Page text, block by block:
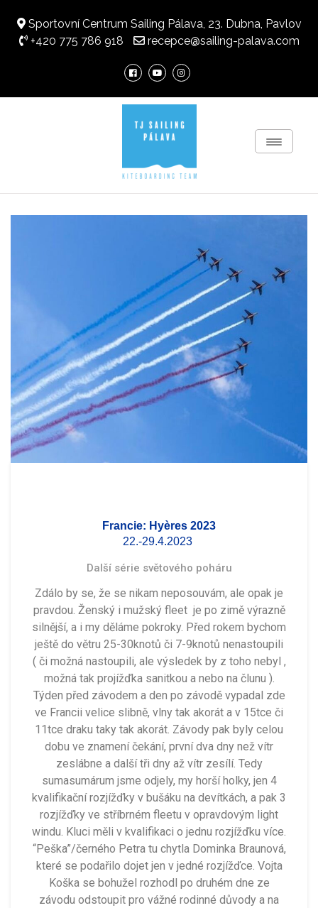
Sportovní Centrum Sailing Pálava, 23. Dubna, Pavlov
+420 775 786 918
recepce@sailing-palava.com
Toggle
SAILING-PALAVA
Francie: Hyères 2023
22.-29.4.2023
Další série světového poháru
Zdálo by se, že se nikam neposouvám, ale opak je
pravdou. Ženský i mužský fleet je po zimě výrazně
silnější, a i my děláme pokroky. Před rokem bychom
ještě do větru 25-30knotů či 7-9knotů nenastoupili
( či možná nastoupili, ale výsledek by z toho nebyl ,
možná tak projížďka sanitkou a nebo na člunu ).
Týden před závodem a den po závodě vypadal zde
ve Francii velice slibně, vlny tak akorát a v 15tce či
11tce draku taky tak akorát. Závody pak byly celou
dobu ve znamení čekání, první dva dny než vítr
zeslábne a další tři dny až vítr zesílí. Tedy
sumasumárum jsme odjely, my horší holky, jen 4
kvalifikační rozjížďky v bušáku na devítkách, a pak 3
rozjížďky ve stříbrném fleetu v opravdovým light
windu. Kluci měli v kvalifikaci o jednu rozjížďku více.
“Peška”/černého Petra tu chytla Dominka Braunová,
které se podařilo dojet jen v jedné rozjížďce. Vojta
Koška se bohužel rozhodl po druhém dne ze
závodu odstoupit pro vážné rodinné důvody a na